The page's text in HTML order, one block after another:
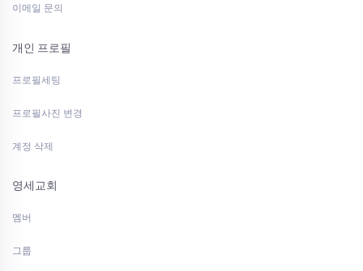
이메일 문의
개인 프로필
프로필세팅
프로필사진 변경
계정 삭제
영세교회
멤버
그룹